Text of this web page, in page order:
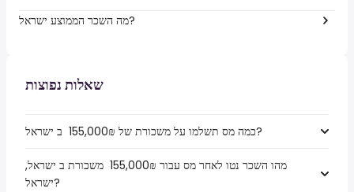
מה השכר הממוצע ישראל?
שאלות נפוצות
כמה מס תשלמו על משכורת של ₪‏155,000 ‏ ב ישראל?
מהו השכר נטו לאחר מס עבור ₪‏155,000 ‏ משכורת ב ישראל,
ישראל?